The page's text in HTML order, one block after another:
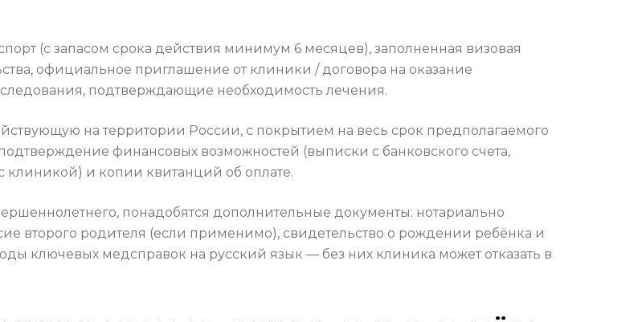
(с запасом срока действия минимум 6 месяцев), заполненная визовая
официальное приглашение от клиники / договора на оказание
подтверждающие необходимость лечения.
на территории России, с покрытием на весь срок предполагаемого
финансовых возможностей (выписки с банковского счета,
клиникой) и копии квитанций об оплате.
понадобятся дополнительные документы: нотариально
второго родителя (если применимо), свидетельство о рождении ребёнка и
ключевых медсправок на русский язык — без них клиника может отказать в